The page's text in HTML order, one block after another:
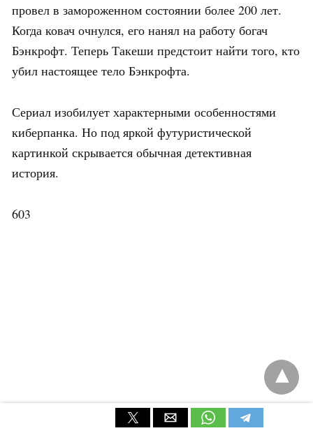
провел в замороженном состоянии более 200 лет.
Когда ковач очнулся, его нанял на работу богач
Бэнкрофт. Теперь Такеши предстоит найти того, кто
убил настоящее тело Бэнкрофта.
Сериал изобилует характерными особенностями
киберпанка. Но под яркой футуристической
картинкой скрывается обычная детективная
история.
603